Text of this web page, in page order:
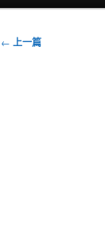
文
← 上一篇